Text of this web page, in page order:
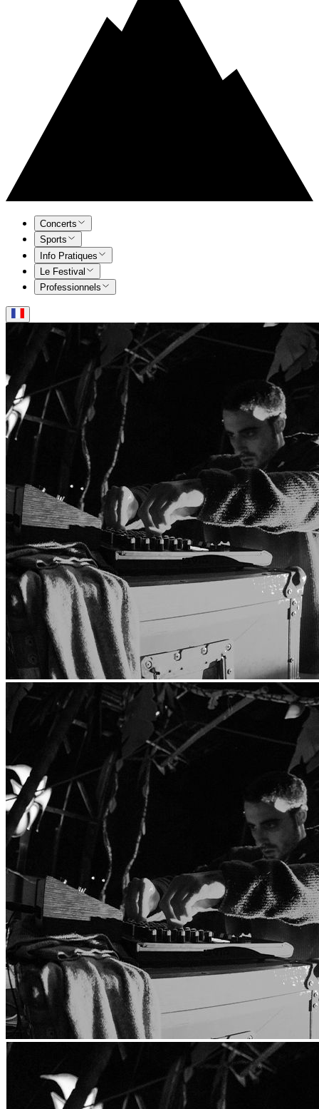
Concerts
Sports
Info Pratiques
Le Festival
Professionnels